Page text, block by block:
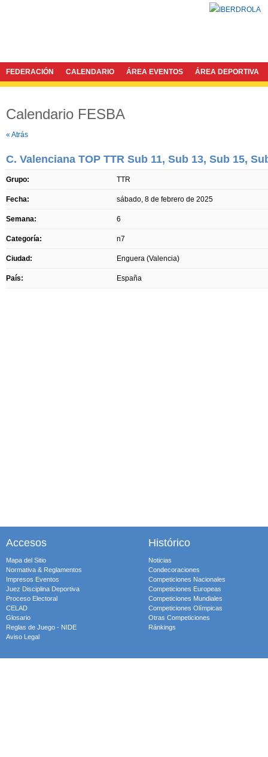
FEDERACIÓN CALENDARIO ÁREA EVENTOS ÁREA DEPORTIVA
Calendario FESBA
« Atrás
C. Valenciana TOP TTR Sub 11, Sub 13, Sub 15,
Grupo: TTR
Fecha: sábado, 8 de febrero de 2025
Semana: 6
Categoría: n7
Ciudad: Enguera (Valencia)
País: España
Accesos
Mapa del Sitio
Normativa & Reglamentos
Impresos Eventos
Juez Disciplina Deportiva
Proceso Electoral
CELAD
Glosario
Reglas de Juego - NIDE
Aviso Legal
Histórico
Noticias
Condecoraciones
Competiciones Nacionales
Competiciones Europeas
Competiciones Mundiales
Competiciones Olímpicas
Otras Competiciones
Ránkings